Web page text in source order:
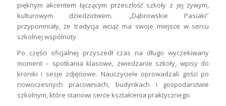
pięknym akcentem łączącym przeszłość szkoły z jej żywym,
kulturowym dziedzictwem. „Dąbrowskie Pasiaki”
przypomniały, że tradycja wciąż ma swoje miejsce w sercu
szkolnej wspólnoty.
Po części oficjalnej przyszedł czas na długo wyczekiwany
moment – spotkania klasowe, zwiedzanie szkoły, wpisy do
kroniki i sesje zdjęciowe. Nauczyciele oprowadzali gości po
nowoczesnych pracowniach, budynkach i gospodarstwie
szkolnym, które stanowi serce kształcenia praktycznego.